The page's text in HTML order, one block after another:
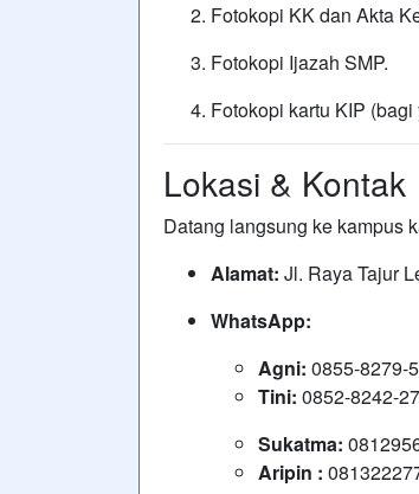
Fotokopi KK dan Akta
Fotokopi Ijazah SMP.
Fotokopi kartu KIP
Lokasi & Kontak
Datang langsung ke kampus
Alamat: Jl. Raya Tajur
WhatsApp:
Agni: 0855-8279-
Tini: 0852-8242-
Sukatma:
Aripin :